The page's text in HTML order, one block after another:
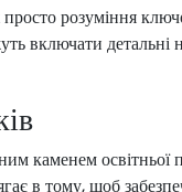
розуміння
включати детальні
каменем
в тому, щоб